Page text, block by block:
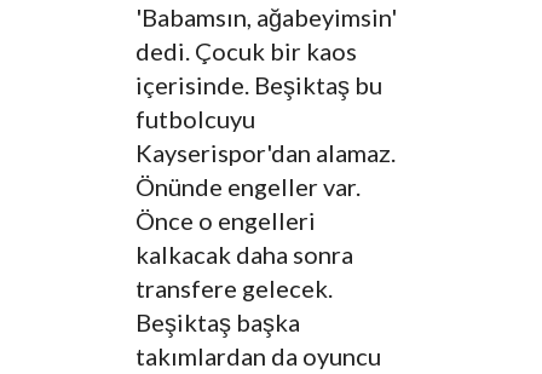
'Babamsın, ağabeyimsin'
dedi. Çocuk bir kaos
içerisinde. Beşiktaş bu
futbolcuyu
Kayserispor'dan alamaz.
Önünde engeller var.
Önce o engelleri
kalkacak daha sonra
transfere gelecek.
Beşiktaş başka
takımlardan da oyuncu